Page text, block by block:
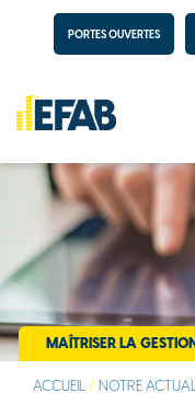
PORTES OUVERTES
MAÎTRISER LA
ACCUEIL / NOTRE